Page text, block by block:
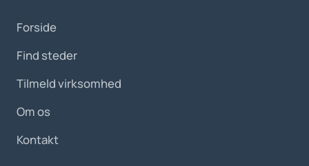
Forside
Find steder
Tilmeld virksomhed
Om os
Kontakt